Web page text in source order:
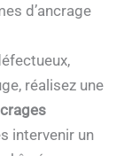
d’ancrage
réalisez une
intervenir un